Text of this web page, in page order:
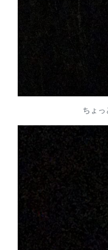
ちょっ